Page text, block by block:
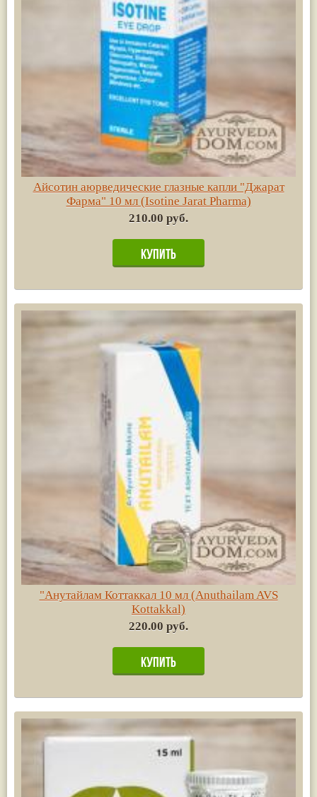
Айсотин аюрведические глазные капли "Джарат
Фарма" 10 мл (Isotine Jarat Pharma)
210.00 руб.
"Анутайлам Коттаккал 10 мл (Anuthailam AVS
Kottakkal)
220.00 руб.